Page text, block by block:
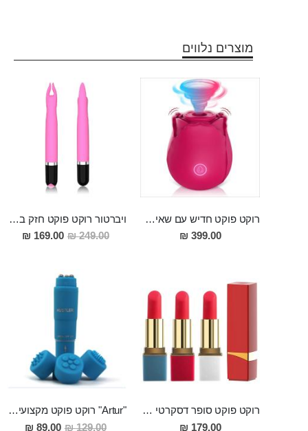
מוצרים נלווים
רוקט פוקט חדיש עם שאיבה סופר מענגת בעלת 9 מצבי רטט משולבי שאיבה, הטענה מגנטית ומסיליקון רפואי בעיצוב של פרח דיסקרטי-המתנה המושלמת Lorcán
399.00 ₪
ויברטור רוקט פוקט חזק במיוחד לגירוי חיצוני ממוקד מסיליקון רפואי KILYA
249.00 ₪
מחיר
מבצע
169.00 ₪
רוקט פוקט סופר דסקרטי "שפתון" נטען בעל 10 מצבי רטט 9 סמ אורך 2.5 רוחב
179.00 ₪
"Artur" רוקט פוקט מקצועי חזק במיוחד
129.00 ₪
מחיר
89.00 ₪